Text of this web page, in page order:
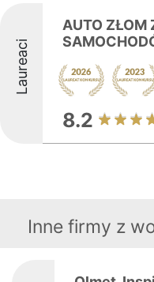
Laureaci
AUTO ZŁOM
8.2
Inne firmy z